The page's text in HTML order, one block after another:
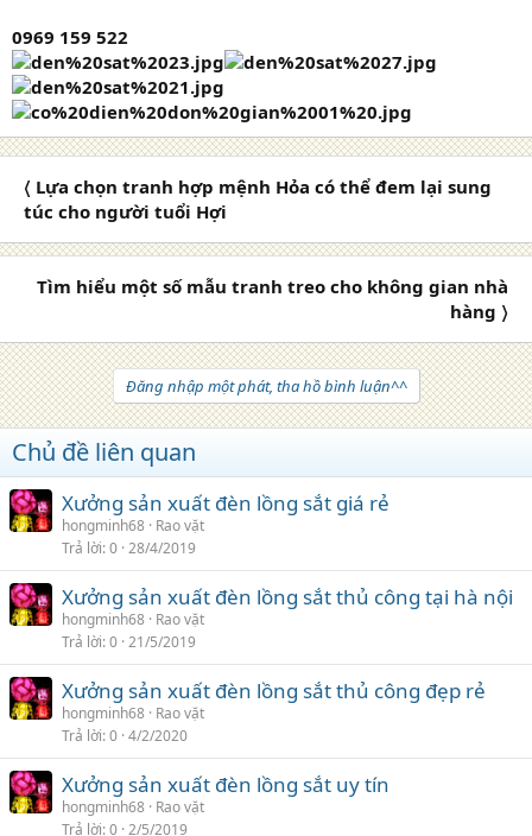
0969 159 522
〈 Lựa chọn tranh hợp mệnh Hỏa có thể đem lại sung
túc cho người tuổi Hợi
Tìm hiểu một số mẫu tranh treo cho không gian nhà
hàng 〉
Đăng nhập một phát, tha hồ bình luận^^
Chủ đề liên quan
Xưởng sản xuất đèn lồng sắt giá rẻ
hongminh68 Rao vặt
Trả lời 0 28/4/2019
Xưởng sản xuất đèn lồng sắt thủ công tại hà nội
hongminh68 Rao vặt
Trả lời 0 21/5/2019
Xưởng sản xuất đèn lồng sắt thủ công đẹp rẻ
hongminh68 Rao vặt
Trả lời 0 4/2/2020
Xưởng sản xuất đèn lồng sắt uy tín
hongminh68 Rao vặt
Trả lời 0 2/5/2019